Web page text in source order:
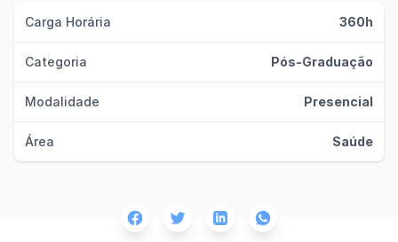
Carga Horária 360h
Categoria Pós-Graduação
Modalidade Presencial
Área Saúde
FacebookTwitterLinkedinWhatsapp